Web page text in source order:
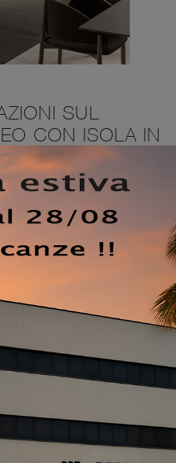
SUL
CON ISOLA IN
tra cui troviamo
con mano le più
una serena vita di tutti
mixando alla
02 in Biomalta Grigio
isola del marchio